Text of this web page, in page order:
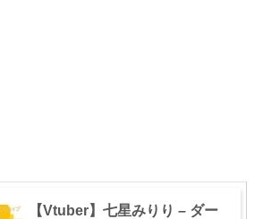
【Vtuber】七星みりり – ダー